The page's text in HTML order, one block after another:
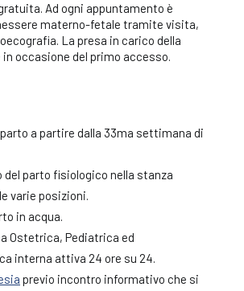
Ad ogni appuntamento è
materno-fetale tramite visita,
La presa in carico della
occasione del primo accesso.
a partire dalla 33ma settimana di
parto fisiologico nella stanza
varie posizioni.
in acqua.
Ostetrica, Pediatrica ed
interna attiva 24 ore su 24.
previo incontro informativo che si